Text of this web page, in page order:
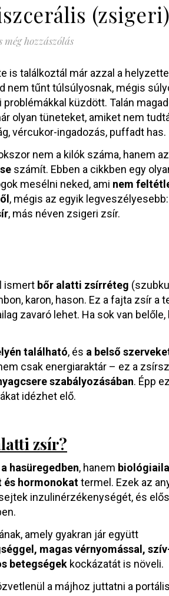
még hozzászólás
is találkoztál már azzal a
nem tűnt túlsúlyosnak, mégis
küzdött. Talán
olyan tüneteket, amiket nem
vércukor-ingadozás, puffadt has.
nem a kilók száma, hanem
számít. Ebben a cikkben egy
mesélni neked, ami nem
, mégis az egyik
, más néven zsigeri zsír.
ismert bőr alatti zsírréteg
karon, hason. Ez a fajta zsír a
zavaró lehet. Ha sok van belőle,
található, és a belső
csak energiaraktár – ez a
szabályozásában. Épp
idézhet elő.
zsír?
hasüregedben, hanem
és hormonokattermel. Ezek az
inzulinérzékenységét, és
amely gyakran jár együtt
magas vérnyomással,
betegségek kockázatát is növeli.
a májhoz juttatni a